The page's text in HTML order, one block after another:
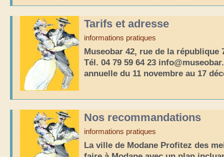
Tarifs et adresse
informations pratiques
Museobar 42, rue de la république
Tél. 04 79 59 64 23
annuelle du 11 novembre au 17
Nos recommandations
informations pratiques
La ville de Modane Profitez des